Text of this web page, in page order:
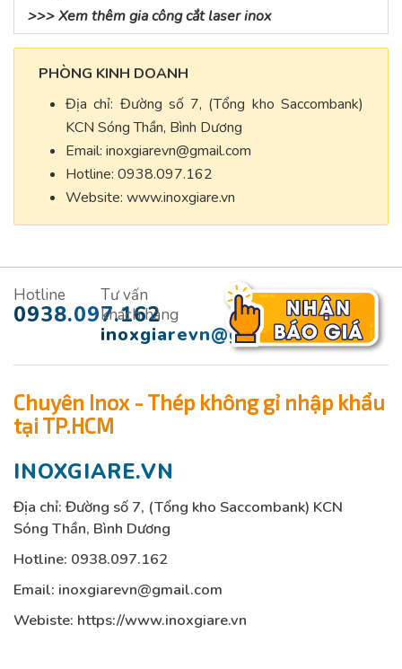
>>>Xem thêm gia công cắt laser inox
PHÒNG KINH DOANH
Địa chỉ: Đường số 7, (Tổng kho Saccombank)
KCN Sóng Thần, Bình Dương
Email: inoxgiarevn@gmail.com
Hotline: 0938.097.162
Website: www.inoxgiare.vn
Hotline
0938.097.162
Tư vấn
khách hàng
inoxgiarevn@gmail.com
Chuyên Inox - Thép không gỉ nhập khẩu
tại TP.HCM
INOXGIARE.VN
Địa chỉ: Đường số 7, (Tổng kho Saccombank) KCN
Sóng Thần, Bình Dương
Hotline: 0938.097.162
Email: inoxgiarevn@gmail.com
Webiste: https://www.inoxgiare.vn